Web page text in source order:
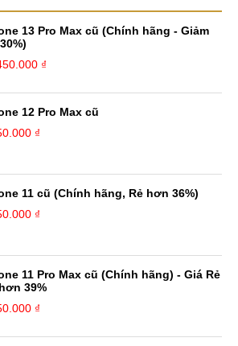
13 Pro Max cũ (Chính hãng - Giảm
₫
12 Pro Max cũ
₫
11 cũ (Chính hãng, Rẻ hơn 36%)
₫
11 Pro Max cũ (Chính hãng) - Giá Rẻ
39%
₫